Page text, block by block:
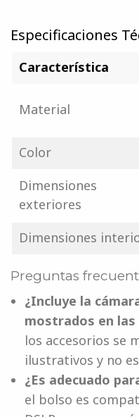
Especificaciones
Característica
Material
Color
Dimensiones
exteriores
Dimensiones
Preguntas
¿Incluye la
mostrados en las
los accesorios se
ilustrativos y no
¿Es adecuado
el bolso es